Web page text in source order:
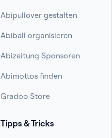
Abipullover gestalten
Abiball organisieren
Abizeitung Sponsoren
Abimottos finden
Gradoo Store
Tipps & Tricks